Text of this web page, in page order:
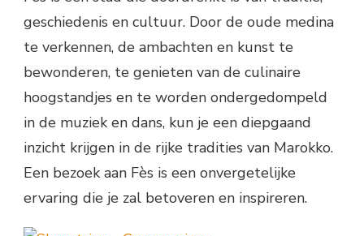
geschiedenis en cultuur. Door de oude medina
te verkennen, de ambachten en kunst te
bewonderen, te genieten van de culinaire
hoogstandjes en te worden ondergedompeld
in de muziek en dans, kun je een diepgaand
inzicht krijgen in de rijke tradities van Marokko.
Een bezoek aan Fès is een onvergetelijke
ervaring die je zal betoveren en inspireren.